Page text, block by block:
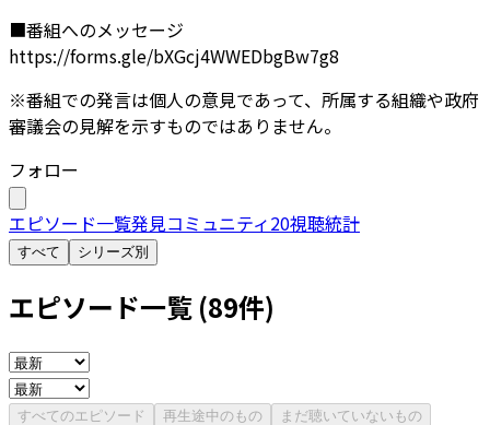
■番組へのメッセージ
https://forms.gle/bXGcj4WWEDbgBw7g8
※番組での発言は個人の意見であって、所属する組織や政府
審議会の見解を示すものではありません。
フォロー
エピソード一覧発見コミュニティ20視聴統計
すべて シリーズ別
エピソード一覧 (89件)
すべてのエピソード 再生途中のもの
まだ聴いていないもの